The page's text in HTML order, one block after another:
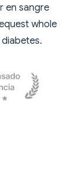
en sangre
whole